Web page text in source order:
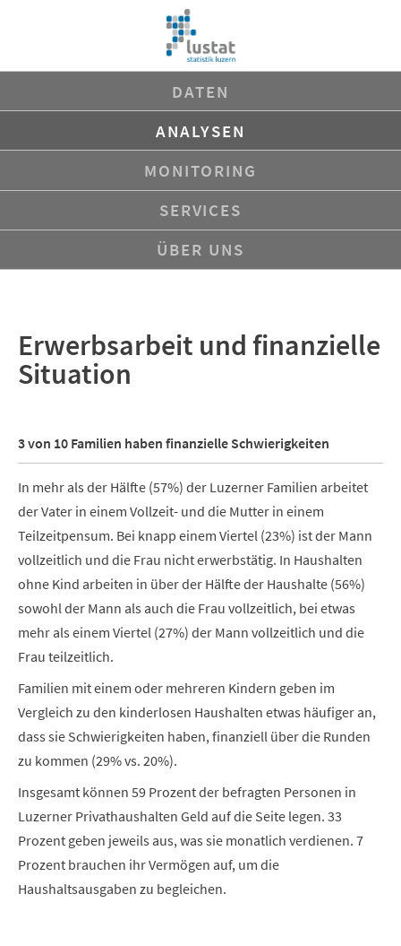
DATEN
ANALYSEN
MONITORING
SERVICES
ÜBER UNS
Erwerbsarbeit und finanzielle
Situation
3 von 10 Familien haben finanzielle Schwierigkeiten
In mehr als der Hälfte (57%) der Luzerner Familien arbeitet
der Vater in einem Vollzeit- und die Mutter in einem
Teilzeitpensum. Bei knapp einem Viertel (23%) ist der Mann
vollzeitlich und die Frau nicht erwerbstätig. In Haushalten
ohne Kind arbeiten in über der Hälfte der Haushalte (56%)
sowohl der Mann als auch die Frau vollzeitlich, bei etwas
mehr als einem Viertel (27%) der Mann vollzeitlich und die
Frau teilzeitlich.
Familien mit einem oder mehreren Kindern geben im
Vergleich zu den kinderlosen Haushalten etwas häufiger an,
dass sie Schwierigkeiten haben, finanziell über die Runden
zu kommen (29% vs. 20%).
Insgesamt können 59 Prozent der befragten Personen in
Luzerner Privathaushalten Geld auf die Seite legen. 33
Prozent geben jeweils aus, was sie monatlich verdienen. 7
Prozent brauchen ihr Vermögen auf, um die
Haushaltsausgaben zu begleichen.